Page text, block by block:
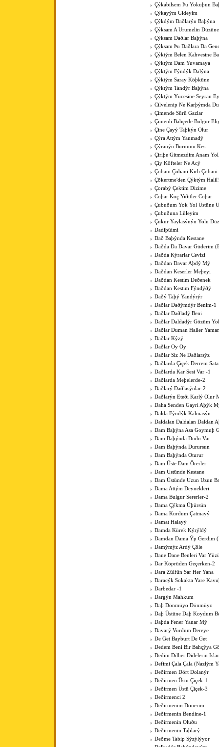
Çýkabilsem Þu Yokuþun
Çýkayým Gideyim
Çýkdým Daðlarýn Baþýna
Çýksam A Urumelin Düzüne
Çýksam Daðlar Baþýna
Çýksam Þu Daðlara Da
Çýktým Belen Kahvesine
Çýktým Dam Yuvamaya
Çýktým Fýndýk Dalýna
Çýktým Saray Köþküne
Çýktým Tandýr Baþýna
Çýktým Yücesine Seyran
Cilvelenip Ne Karþýmda
Çimende Sürü Gazlar
Çimenli Bahçede Bulgur
Çine Çayý Taþkýn Olur
Çýra Attým Yanmadý
Çýranýn Burnunu Kes
Çiriþe Gitmezdim Anam
Çiy Köfteler Ne Acý
Çobani Çobani Kirli Çobani
Çökertme'den Çýktým
Çorabý Çektim Dizime
Coþar Koç Yiðitler Coþar
Çubuðum Yok Yol Üstüne
Çubuðuna Lüleyim
Çukur Yaylasýnýn Yolu
Dadiþüimi
Dað Baþýnda Kestane
Daðda Da Davar Güderim
Daðda Kýrarlar Cevizi
Daðdan Davar Aþdý Mý
Daðdan Keserler Meþeyi
Daðdan Kestim Deðenek
Daðdan Kestim Fýndýðý
Daðý Taþý Yandýrýr
Daðlar Daðýmdýr Benim-1
Daðlar Daðladý Beni
Daðlar Daldadýr Gözüm
Daðlar Duman Haller
Daðlar Kýzý
Daðlar Oy Oy
Daðlar Siz Ne Daðlarsýz
Daðlarda Çiçek Derrem
Daðlarda Kar Sesi Var -1
Daðlarda Meþelerde-2
Daðlarý Daðlasýnlar-2
Daðlarýn Eteði Karlý Olur
Daha Senden Gayri Aþýk
Dalda Fýndýk Kalmasýn
Daldalan Daldalan Daldan
Dam Baþýna Asa Goymuþ
Dam Baþýnda Dudu Var
Dam Baþýnda Durursun
Dam Baþýnda Oturur
Dam Üste Dam Örerler
Dam Üstünde Kestane
Dam Üstünde Uzun Uzun
Dama Attým Deynekleri
Dama Bulgur Sererler-2
Dama Çýkma Üþürsün
Dama Kurdum Çatmayý
Damat Halayý
Damda Kürek Kýrýldý
Damdan Dama Ýp Gerdim
Damýmýz Ardý Çöle
Dane Dane Benleri Var
Dar Köprüden Geçerken-2
Dara Zülfün Sar Her Yana
Daracýk Sokakta Yare
Darbedar -1
Dargýn Mahkum
Daþ Dönmüyo Dönmüyo
Daþ Üstüne Daþ Koydum
Daþda Fener Yanar Mý
Davarý Vurdum Dereye
De Get Bayburt De Get
Dedem Beni Bir Bahçýya
Dedim Dilber Didelerin
Defimi Çala Çala (Nazlým
Deðirmen Dört Dolanýr
Deðirmen Üstü Çiçek-1
Deðirmen Üstü Çiçek-3
Deðirmenci 2
Deðirmenim Dönerim
Deðirmenin Bendine-1
Deðirmenin Oluðu
Deðirmenin Taþlarý
Deðme Tabip Sýzýlýyor